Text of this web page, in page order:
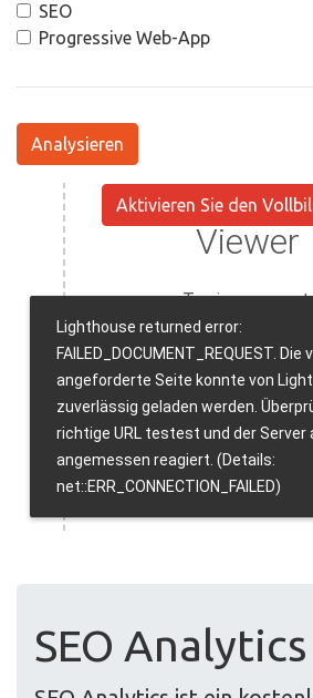
SEO
Progressive Web-App
Analysieren
Aktivieren Sie den
SEO Analytics